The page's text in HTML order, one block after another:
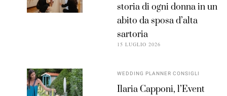
storia di ogni donna in un
abito da sposa d’alta
sartoria
15 LUGLIO 2026
WEDDING PLANNER CONSIGLI
Ilaria Capponi, l’Event